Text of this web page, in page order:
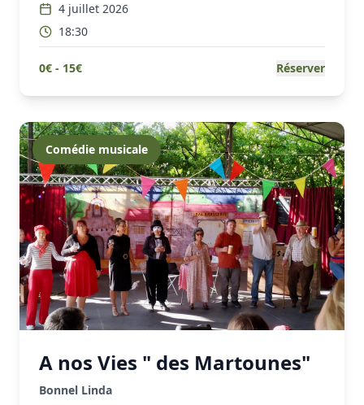
4 juillet 2026
18:30
0€ - 15€ Réserver
Comédie musicale
A nos Vies " des Martounes"
Bonnel Linda